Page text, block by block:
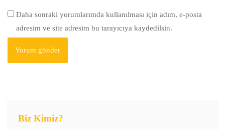
Daha sonraki yorumlarımda kullanılması için adım, e-posta
adresim ve site adresim bu tarayıcıya kaydedilsin.
Biz Kimiz?